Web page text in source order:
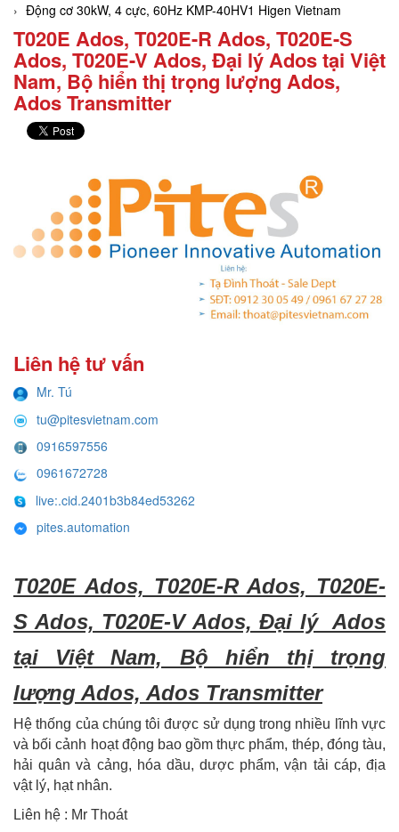
Động cơ 30kW, 4 cực, 60Hz KMP-40HV1 Higen Vietnam
T020E Ados, T020E-R Ados, T020E-S
Ados, T020E-V Ados, Đại lý Ados tại Việt
Nam, Bộ hiển thị trọng lượng Ados,
Ados Transmitter
Liên hệ tư vấn
Mr. Tú
tu@pitesvietnam.com
0916597556
0961672728
live:.cid.2401b3b84ed53262
pites.automation
T020E Ados, T020E-R Ados, T020E-
S Ados, T020E-V Ados, Đại lý Ados
tại Việt Nam, Bộ hiển thị trọng
lượng Ados, Ados Transmitter
Hệ thống của chúng tôi được sử dụng trong nhiều lĩnh vực
và bối cảnh hoạt động bao gồm thực phẩm, thép, đóng tàu,
hải quân và cảng, hóa dầu, dược phẩm, vận tải cáp, địa
vật lý, hạt nhân.
Liên hệ : Mr Thoát